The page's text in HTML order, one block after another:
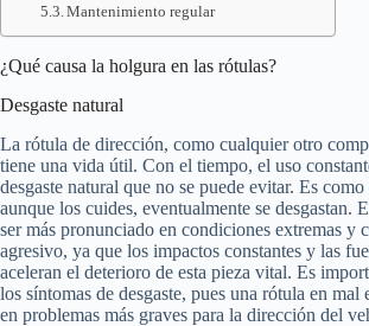
Mantenimiento regular
¿Qué causa la holgura en las rótulas?
Desgaste natural
La rótula de dirección, como cualquier otro
tiene una vida útil. Con el tiempo, el uso
desgaste natural que no se puede evitar. Es como
aunque los cuides, eventualmente se desgastan.
ser más pronunciado en condiciones extremas y
agresivo, ya que los impactos constantes y las
aceleran el deterioro de esta pieza vital. Es
los síntomas de desgaste, pues una rótula en mal
en problemas más graves para la dirección del